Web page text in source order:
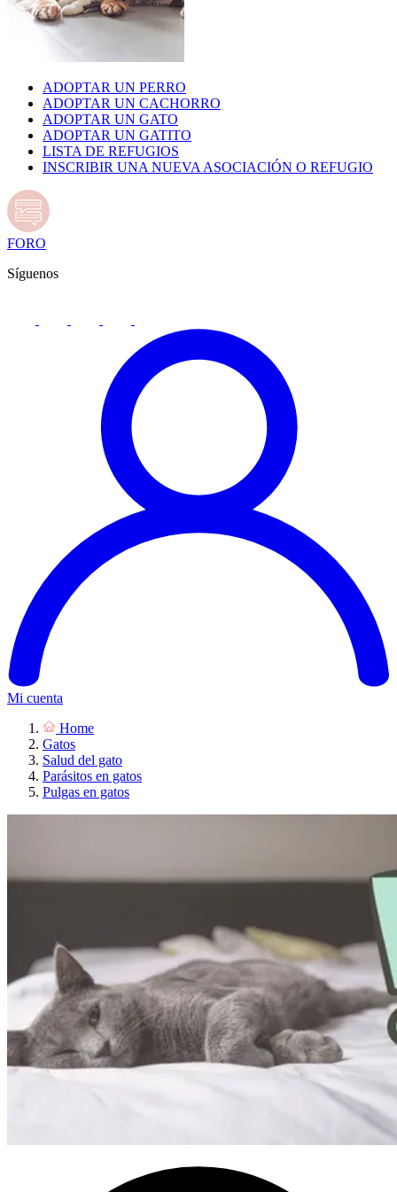
ADOPTAR UN PERRO
ADOPTAR UN CACHORRO
ADOPTAR UN GATO
ADOPTAR UN GATITO
LISTA DE REFUGIOS
INSCRIBIR UNA NUEVA ASOCIACIÓN O REFUGIO
FORO
Síguenos
Mi cuenta
Home
Gatos
Salud del gato
Parásitos en gatos
Pulgas en gatos